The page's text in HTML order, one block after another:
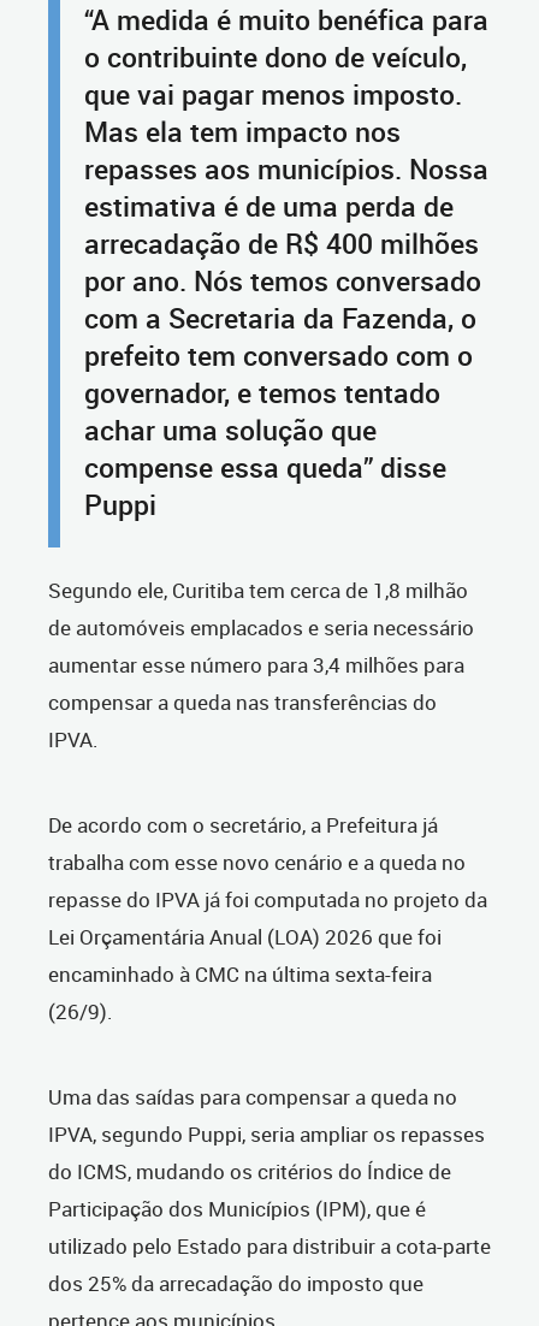
“A medida é muito benéfica para
o contribuinte dono de veículo,
que vai pagar menos imposto.
Mas ela tem impacto nos
repasses aos municípios. Nossa
estimativa é de uma perda de
arrecadação de R$ 400 milhões
por ano. Nós temos conversado
com a Secretaria da Fazenda, o
prefeito tem conversado com o
governador, e temos tentado
achar uma solução que
compense essa queda” disse
Puppi
Segundo ele, Curitiba tem cerca de 1,8 milhão
de automóveis emplacados e seria necessário
aumentar esse número para 3,4 milhões para
compensar a queda nas transferências do
IPVA.
De acordo com o secretário, a Prefeitura já
trabalha com esse novo cenário e a queda no
repasse do IPVA já foi computada no projeto da
Lei Orçamentária Anual (LOA) 2026 que foi
encaminhado à CMC na última sexta-feira
(26/9).
Uma das saídas para compensar a queda no
IPVA, segundo Puppi, seria ampliar os repasses
do ICMS, mudando os critérios do Índice de
Participação dos Municípios (IPM), que é
utilizado pelo Estado para distribuir a cota-parte
dos 25% da arrecadação do imposto que